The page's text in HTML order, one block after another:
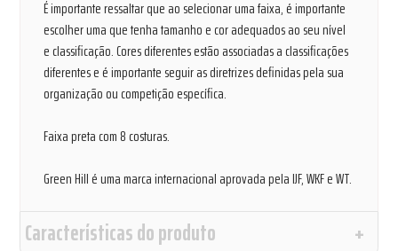
É importante ressaltar que ao selecionar uma faixa, é importante
escolher uma que tenha tamanho e cor adequados ao seu nível
e classificação. Cores diferentes estão associadas a classificações
diferentes e é importante seguir as diretrizes definidas pela sua
organização ou competição específica.
Faixa preta com 8 costuras.
Green Hill é uma marca internacional aprovada pela IJF, WKF e WT.
Características do produto